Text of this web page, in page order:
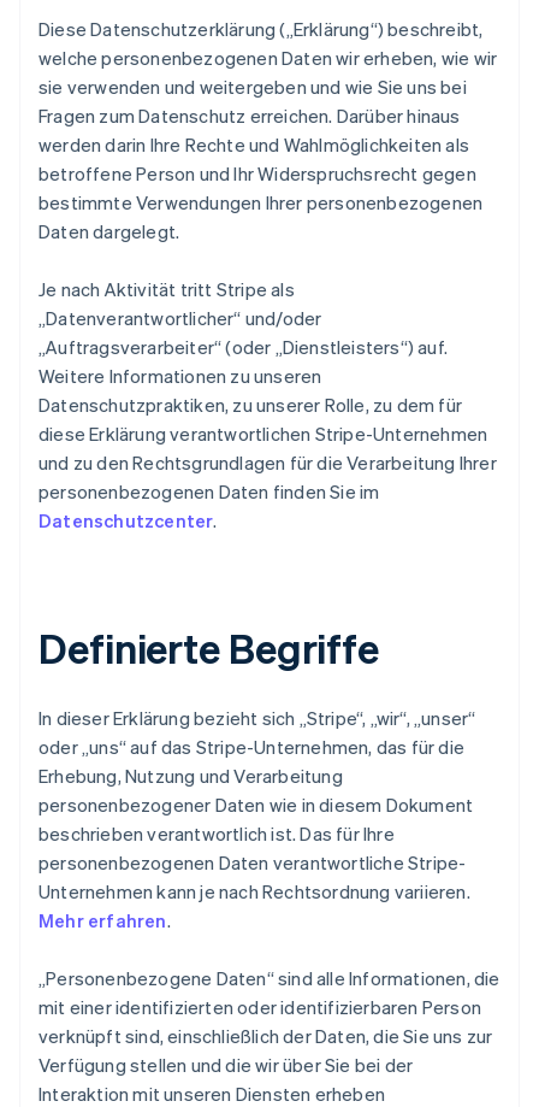
Diese Datenschutzerklärung („Erklärung“) beschreibt,
welche personenbezogenen Daten wir erheben, wie wir
sie verwenden und weitergeben und wie Sie uns bei
Fragen zum Datenschutz erreichen. Darüber hinaus
werden darin Ihre Rechte und Wahlmöglichkeiten als
betroffene Person und Ihr Widerspruchsrecht gegen
bestimmte Verwendungen Ihrer personenbezogenen
Daten dargelegt.
Je nach Aktivität tritt Stripe als
„Datenverantwortlicher“ und/oder
„Auftragsverarbeiter“ (oder „Dienstleisters“) auf.
Weitere Informationen zu unseren
Datenschutzpraktiken, zu unserer Rolle, zu dem für
diese Erklärung verantwortlichen Stripe-Unternehmen
und zu den Rechtsgrundlagen für die Verarbeitung Ihrer
personenbezogenen Daten finden Sie im
Datenschutzcenter.
Definierte Begriffe
In dieser Erklärung bezieht sich „Stripe“, „wir“, „unser“
oder „uns“ auf das Stripe-Unternehmen, das für die
Erhebung, Nutzung und Verarbeitung
personenbezogener Daten wie in diesem Dokument
beschrieben verantwortlich ist. Das für Ihre
personenbezogenen Daten verantwortliche Stripe-
Unternehmen kann je nach Rechtsordnung variieren.
Mehr erfahren.
„Personenbezogene Daten“ sind alle Informationen, die
mit einer identifizierten oder identifizierbaren Person
verknüpft sind, einschließlich der Daten, die Sie uns zur
Verfügung stellen und die wir über Sie bei der
Interaktion mit unseren Diensten erheben